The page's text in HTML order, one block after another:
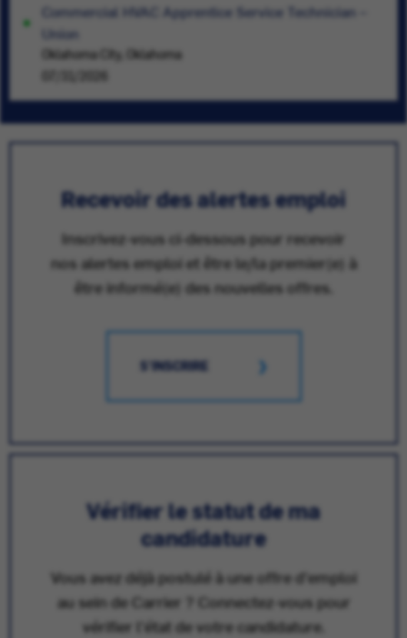
Commercial HVAC Apprentice Service Technician –
Union
Oklahoma City, Oklahoma
Recevoir des alertes emploi
Inscrivez-vous ci-dessous pour recevoir
nos alertes emploi et être le/la premier(e) à
être informé(e) des nouvelles offres.
S'INSCRIRE
Vérifier le statut de ma
candidature
Vous avez déjà postulé à une offre d'emploi
au sein de Carrier ? Connectez-vous pour
vérifier l'état de votre candidature.